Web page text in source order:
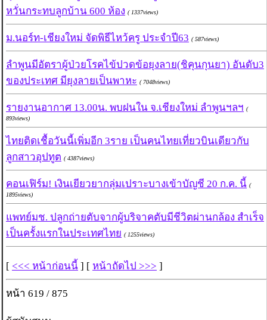
หวั่นกระทบลูกบ้าน 600 ห้อง ( 1337views)
ม.นอร์ท-เชียงใหม่ จัดพิธีไหว้ครู ประจำปี63 ( 587views)
ลำพูนมีอัตราผู้ป่วยโรคไข้ปวดข้อยุงลาย(ชิคุนกุนยา) อันดับ3
ของประเทศ มียุงลายเป็นพาหะ ( 7048views)
รายงานอากาศ 13.00น. พบฝนใน จ.เชียงใหม่ ลำพูนฯลฯ (
893views)
ไทยติดเชื้อวันนี้เพิ่มอีก 3ราย เป็นคนไทยเที่ยวบินเดียวกับ
ลูกสาวอุปทูต ( 4387views)
คอนเฟิร์ม! เงินเยียวยากลุ่มเปราะบางเข้าบัญชี 20 ก.ค. นี้ (
1895views)
แพทย์มช. ปลูกถ่ายตับจากผู้บริจาคตับมีชีวิตผ่านกล้อง สำเร็จ
เป็นครั้งแรกในประเทศไทย ( 1255views)
[ <<< หน้าก่อนนี้ ] [ หน้าถัดไป >>> ]
หน้า 619 / 875